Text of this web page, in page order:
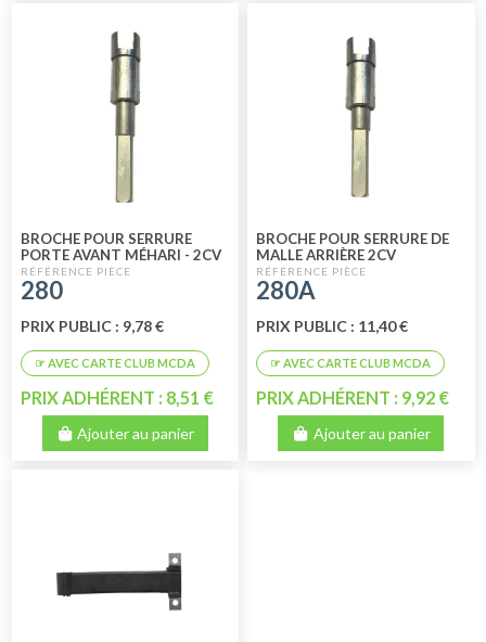
BROCHE POUR SERRURE
PORTE AVANT MÉHARI - 2CV
LONGUEUR 88 MM
280
PRIX PUBLIC : 9,78 €
PRIX ADHÉRENT : 8,51 €
Ajouter au panier
BROCHE POUR SERRURE DE
MALLE ARRIÈRE 2CV
LONGUEUR 75 MM
280A
PRIX PUBLIC : 11,40 €
PRIX ADHÉRENT : 9,92 €
Ajouter au panier